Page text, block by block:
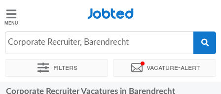
Jobted
Vacatures
Salarissen
Jobted
Corporate Recruiter, Barendrecht
Filters Vacature-alert
Sorteer op Exacte locatie Soort dienstverband
Corporate Recruiter Vacatures in Barendrecht